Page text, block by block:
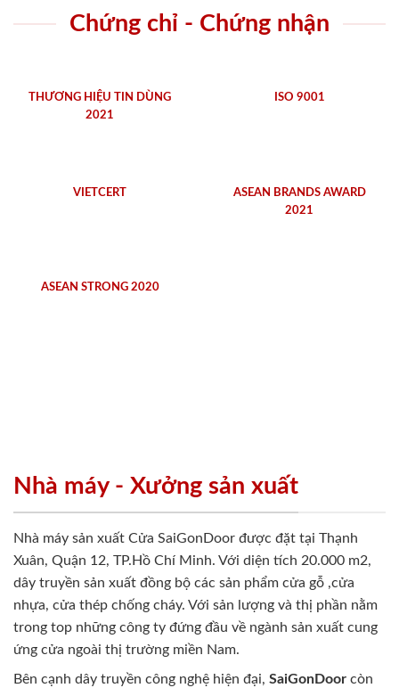
Chứng chỉ - Chứng nhận
THƯƠNG HIỆU TIN DÙNG
2021
ISO 9001
VIETCERT
ASEAN BRANDS AWARD
2021
ASEAN STRONG 2020
Nhà máy - Xưởng sản xuất
Nhà máy sản xuất Cửa SaiGonDoor được đặt tại Thạnh
Xuân, Quận 12, TP.Hồ Chí Minh. Với diện tích 20.000 m2,
dây truyền sản xuất đồng bộ các sản phẩm cửa gỗ ,cửa
nhựa, cửa thép chống cháy. Với sản lượng và thị phần nằm
trong top những công ty đứng đầu về ngành sản xuất cung
ứng cửa ngoài thị trường miền Nam.
Bên cạnh dây truyền công nghệ hiện đại, SaiGonDoor còn